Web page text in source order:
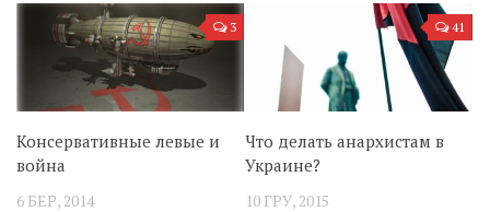
3
Консервативные левые и
война
6 БЕР, 2014
41
Что делать анархистам в
Украине?
10 ГРУ, 2015